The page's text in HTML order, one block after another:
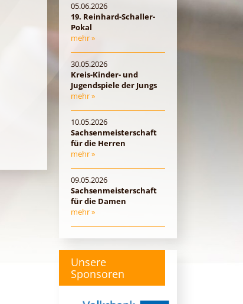
05.06.2026
19. Reinhard-Schaller-
Pokal
mehr »
30.05.2026
Kreis-Kinder- und
Jugendspiele der Jungs
mehr »
10.05.2026
Sachsenmeisterschaft
für die Herren
mehr »
09.05.2026
Sachsenmeisterschaft
für die Damen
mehr »
Unsere
Sponsoren